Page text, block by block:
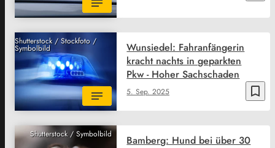
Shutterstock / Stockfoto /
Symbolbild
bookmark_border
5. Sep. 2025
Wunsiedel: Fahranfängerin
kracht nachts in geparkten
Pkw - Hoher Sachschaden
Shutterstock / Symbolbild
Bamberg: Hund bei über 30